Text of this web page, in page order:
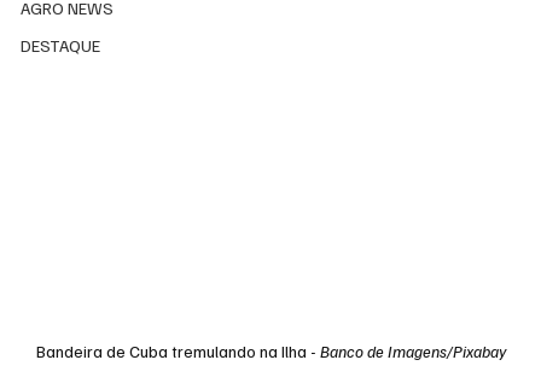
AGRO NEWS
DESTAQUE
Bandeira de Cuba tremulando na Ilha - Banco de Imagens/Pixabay